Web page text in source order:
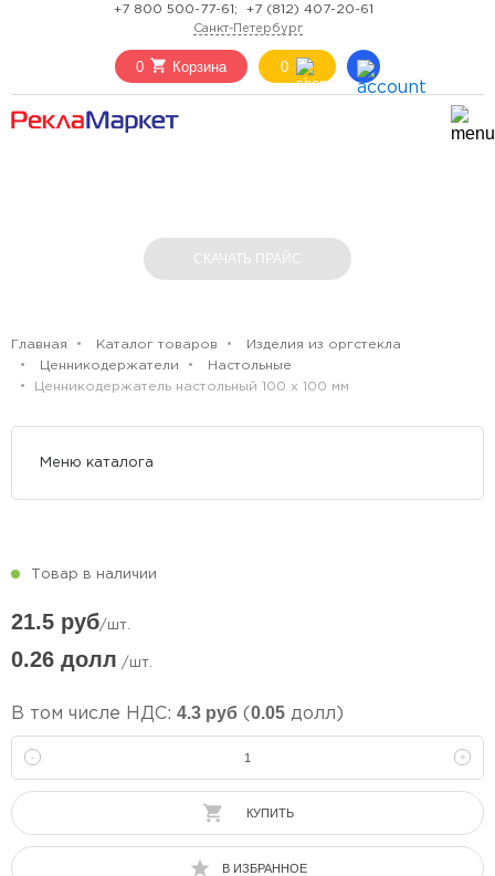
+7 800 500-77-61; +7 (812) 407-20-61
Санкт-Петербург
0 Корзина 0
СКАЧАТЬ ПРАЙС
Главная Каталог товаров
Изделия из оргстекла
Ценникодержатели
Настольные
Ценникодержатель настольный 100 х 100 мм
Меню каталога
Товар в наличии
21.5 руб/шт.
0.26 долл /шт.
В том числе НДС: 4.3 руб ( 0.05 долл)
- +
КУПИТЬ
В ИЗБРАННОЕ